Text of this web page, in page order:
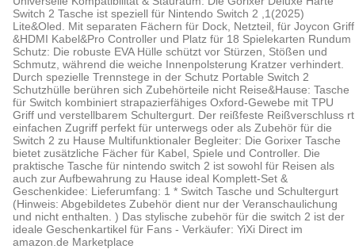
Switch 2 Tasche ist speziell für Nintendo Switch 2 ,1(2025)
Lite&Oled. Mit separaten Fächern für Dock, Netzteil, für Joycon Griff
&HDMI Kabel&Pro Controller und Platz für 18 Spielekarten Rundum
Schutz: Die robuste EVA Hülle schützt vor Stürzen, Stößen und
Schmutz, während die weiche Innenpolsterung Kratzer verhindert.
Durch spezielle Trennstege in der Schutz Portable Switch 2
Schutzhülle berühren sich Zubehörteile nicht Reise&Hause: Tasche
für Switch kombiniert strapazierfähiges Oxford-Gewebe mit TPU
Griff und verstellbarem Schultergurt. Der reißfeste Reißverschluss rt
einfachen Zugriff perfekt für unterwegs oder als Zubehör für die
Switch 2 zu Hause Multifunktionaler Begleiter: Die Gorixer Tasche
bietet zusätzliche Fächer für Kabel, Spiele und Controller. Die
praktische Tasche für nintendo switch 2 ist sowohl für Reisen als
auch zur Aufbewahrung zu Hause ideal Komplett-Set &
Geschenkidee: Lieferumfang: 1 * Switch Tasche und Schultergurt
(Hinweis: Abgebildetes Zubehör dient nur der Veranschaulichung
und nicht enthalten. ) Das stylische zubehör für die switch 2 ist der
ideale Geschenkartikel für Fans - Verkäufer: YiXi Direct im
amazon.de Marketplace